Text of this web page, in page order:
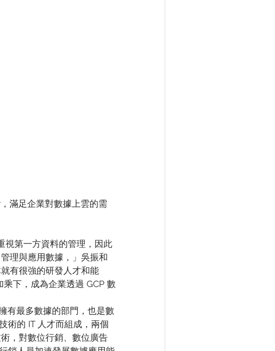
滿足企業對數據上雲的需
視第一方資料的管理，因此
理與應用數據，」吳振和
有很強的研發人才和能
下，成為企業透過 GCP 數
有最多數據的部門，也是數
術的 IT 人才而組成，兩個
，對數位行銷、數位廣告